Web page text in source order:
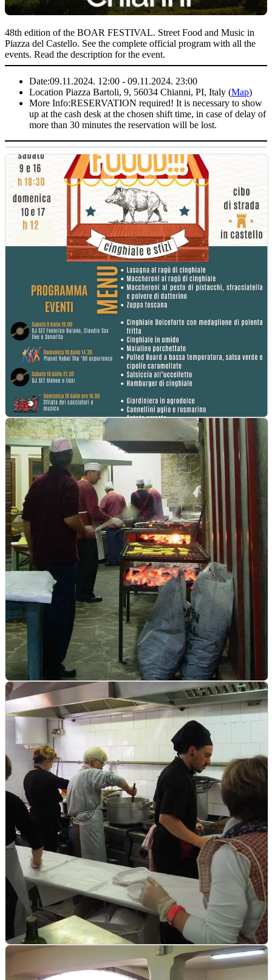
48th edition of the BOAR FESTIVAL. Street Food and Music in
Piazza del Castello. See the complete official program with all the
events. Read the description for the event.
Date:09.11.2024. 12:00 - 09.11.2024. 23:00
Location Piazza Bartoli, 9, 56034 Chianni, PI, Italy (Map)
More Info:RESERVATION required! It is necessary to show
up at the cash desk at the chosen shift time, in case of delay of
more than 30 minutes the reservation will be lost.